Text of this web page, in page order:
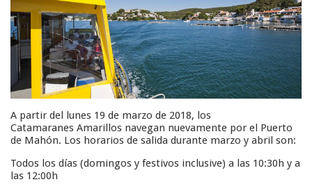
A partir del lunes 19 de marzo de 2018, los
Catamaranes Amarillos navegan nuevamente por el Puerto
de Mahón. Los horarios de salida durante marzo y abril son:
Todos los días (domingos y festivos inclusive) a las 10:30h y a
las 12:00h